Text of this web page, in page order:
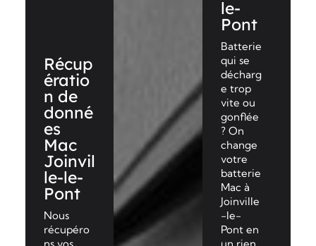
Récup
ératio
n de
donné
es
Mac
Joinvil
le-le-
Pont
Nous
récupéro
le-
Pont
Batterie
qui se
décharg
e trop
vite ou
gonflée
? On
change
votre
batterie
Mac à
Joinville
-le-
Pont en